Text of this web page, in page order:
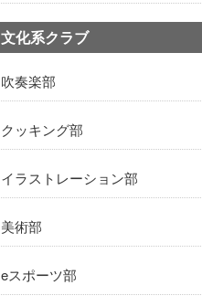
文化系クラブ
吹奏楽部
クッキング部
イラストレーション部
美術部
eスポーツ部